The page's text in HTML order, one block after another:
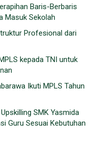
Baris-Berbaris
Masuk Sekolah
Profesional dari
kepada TNI untuk
Ikuti MPLS Tahun
SMK Yasmida
Guru Sesuai Kebutuhan